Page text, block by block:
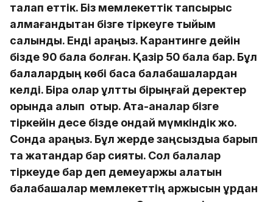
талап еттік. Біз мемлекеттік тапсырыс
алмағандықтан бізге тіркеуге тыйым
салынды. Енді қараңыз. Карантинге дейін
бізде 90 бала болған. Қазір 50 бала бар. Бұл
балалардың көбі басқа балабақшалардан
келді. Бірақ олар ұлттық бірыңғай деректер
қорында қалып отыр. Ата-аналар бізге
тіркейін десе бізде ондай мүмкіндік жоқ.
Сонда қараңыз. Бұл жерде заңсыздыққа барып
та жатқандар бар сияқты. Сол балалар
тіркеуде бар деп демеуқаржы алатын
балабақшалар мемлекеттің қаржысын құрдан